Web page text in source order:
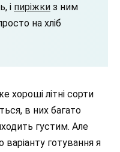
і пиріжки з ним
на хліб
хороші літні сорти
в них багато
густим. Але
варіанту готування я